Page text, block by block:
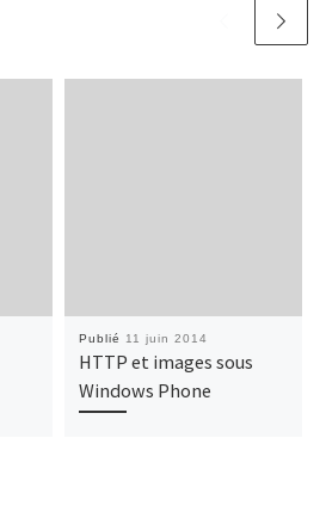
Publié 11 juin 2014
HTTP et images sous
Windows Phone